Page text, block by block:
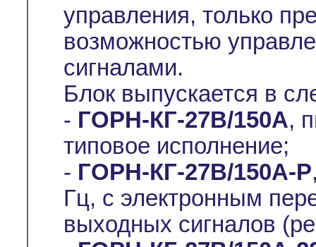
управления, только
возможностью
сигналами.
Блок выпускается в
- ГОРН-КГ-27В/150А,
типовое исполнение;
- ГОРН-КГ-27В/150А-Р
Гц, с электронным
выходных сигналов